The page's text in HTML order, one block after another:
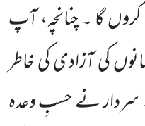
گا ۔ چنانچہ، آپ
کی آزادی کی خاطر
سردار نے حسبِ وعدہ